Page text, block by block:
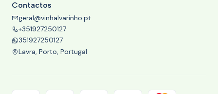
Contactos
geral@vinhalvarinho.pt
+351927250127
351927250127
Lavra, Porto, Portugal